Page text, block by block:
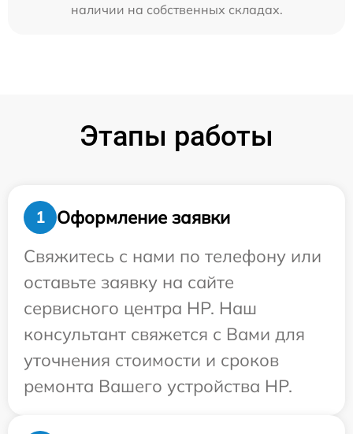
наличии на собственных складах.
Этапы работы
1
Оформление заявки
Свяжитесь с нами по телефону или
оставьте заявку на сайте
сервисного центра HP. Наш
консультант свяжется с Вами для
уточнения стоимости и сроков
ремонта Вашего устройства HP.